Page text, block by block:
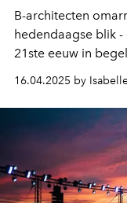
B-architecten
hedendaagse blik
21ste eeuw in
16.04.2025 by